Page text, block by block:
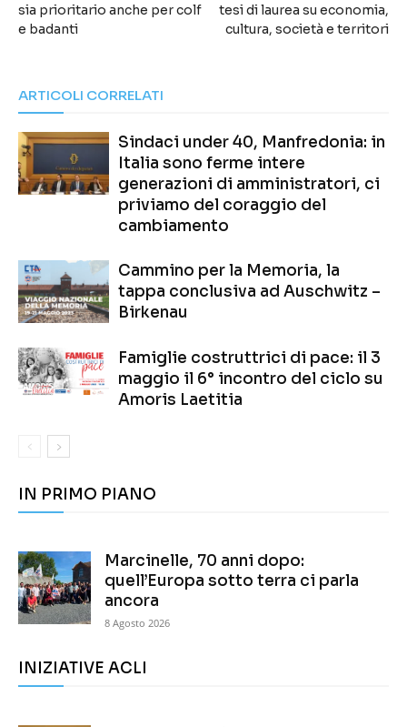
sia prioritario anche per colf
e badanti
tesi di laurea su economia,
cultura, società e territori
ARTICOLI CORRELATI
Sindaci under 40, Manfredonia: in
Italia sono ferme intere
generazioni di amministratori, ci
priviamo del coraggio del
cambiamento
Cammino per la Memoria, la
tappa conclusiva ad Auschwitz –
Birkenau
Famiglie costruttrici di pace: il 3
maggio il 6° incontro del ciclo su
Amoris Laetitia
IN PRIMO PIANO
Marcinelle, 70 anni dopo:
quell’Europa sotto terra ci parla
ancora
8 Agosto 2026
INIZIATIVE ACLI